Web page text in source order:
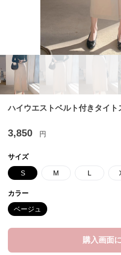
ハイウエストベルト付きタイト
3,850 円
サイズ
S M L
カラー
ベージュ
購入画面